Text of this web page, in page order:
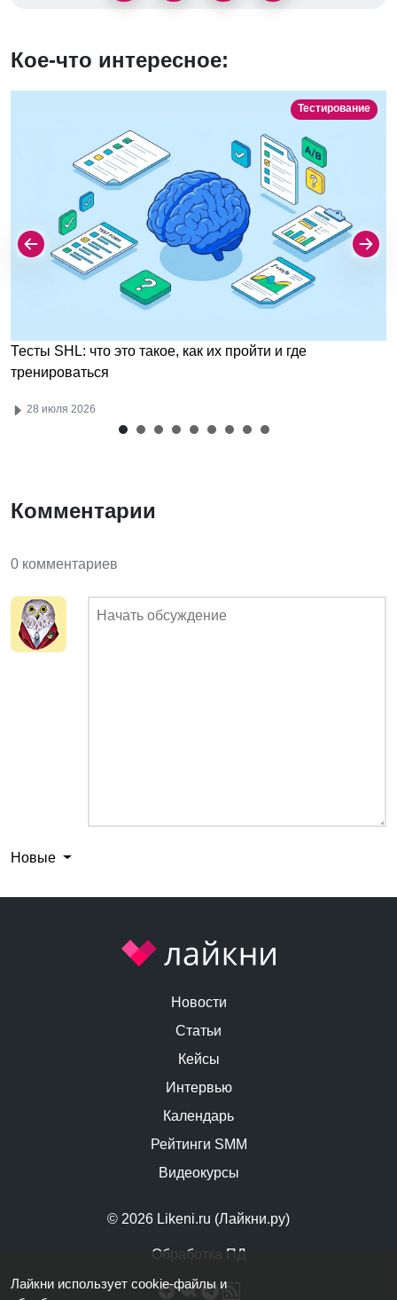
Кое-что интересное:
Тестирование
Тесты SHL: что это такое, как их пройти и где
тренироваться
28 июля 2026
Комментарии
0 комментариев
Новые
© 2026 Likeni.ru (Лайкни.ру)
Обработка ПД
Новости
Статьи
Кейсы
Интервью
Календарь
Рейтинги SMM
Видеокурсы
Лайкни использует cookie-файлы и